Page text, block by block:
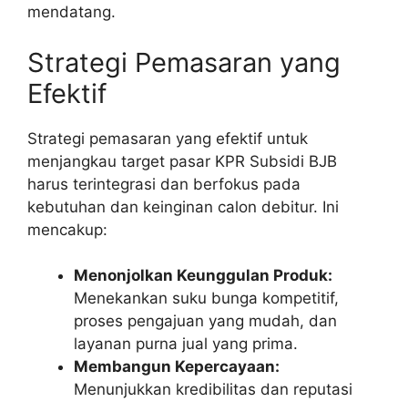
mendatang.
Strategi Pemasaran yang
Efektif
Strategi pemasaran yang efektif untuk
menjangkau target pasar KPR Subsidi BJB
harus terintegrasi dan berfokus pada
kebutuhan dan keinginan calon debitur. Ini
mencakup:
Menonjolkan Keunggulan Produk:
Menekankan suku bunga kompetitif,
proses pengajuan yang mudah, dan
layanan purna jual yang prima.
Membangun Kepercayaan:
Menunjukkan kredibilitas dan reputasi